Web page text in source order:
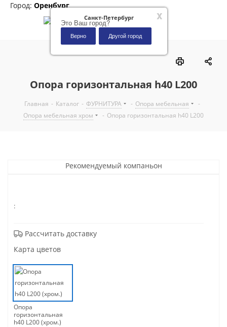
x
Санкт-Петербург
Это Ваш город?
Верно Другой город
Город: Оренбург
Опора горизонтальная h40 L200
Главная - Каталог - ФУРНИТУРА - Опора мебельная
-
Опора мебельная хром
- Опора горизонтальная h40 L200
Рекомендуемый компаньон
:
Рассчитать доставку
Карта цветов
Опора
горизонтальная
h40 L200 (хром.)